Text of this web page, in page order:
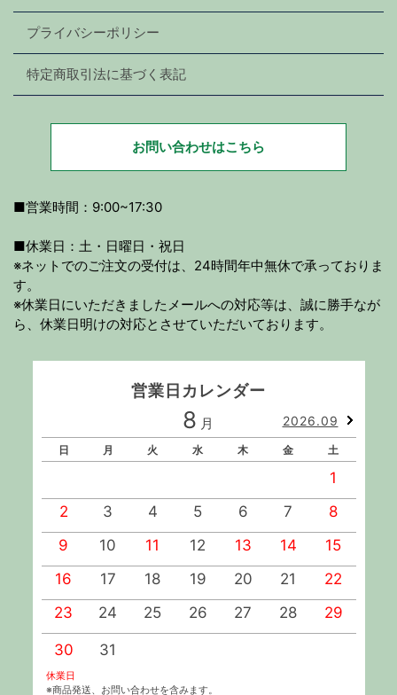
プライバシーポリシー
特定商取引法に基づく表記
お問い合わせはこちら
■営業時間：9:00~17:30
■休業日：土・日曜日・祝日
※ネットでのご注文の受付は、24時間年中無休で承っておりま
す。
※休業日にいただきましたメールへの対応等は、誠に勝手なが
ら、休業日明けの対応とさせていただいております。
営業日カレンダー
8 月 2026.09
日 月 火 水 木 金 土
1
2
3 4 5 6 7
8
9
10 11 12 13 14
15
16
17 18 19 20 21
22
23
24 25 26 27 28 29
30 31
休業日
※商品発送、お問い合わせを含みます。